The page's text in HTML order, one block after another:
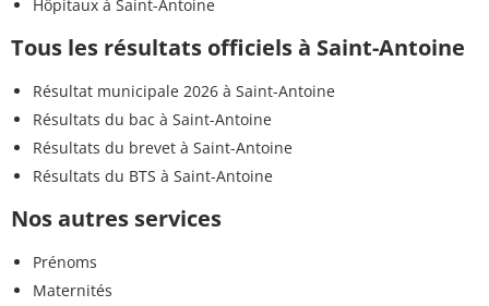
Hôpitaux à Saint-Antoine
Tous les résultats officiels à Saint-Antoine
Résultat municipale 2026 à Saint-Antoine
Résultats du bac à Saint-Antoine
Résultats du brevet à Saint-Antoine
Résultats du BTS à Saint-Antoine
Nos autres services
Prénoms
Maternités